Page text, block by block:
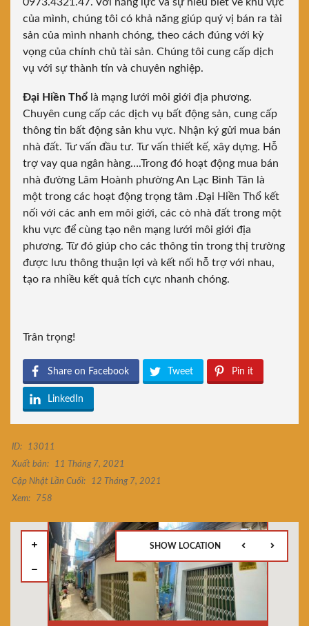
của mình, chúng tôi có khả năng giúp quý vị bán ra tài
sản của mình nhanh chóng, theo cách đúng với kỳ
vọng của chính chủ tài sản. Chúng tôi cung cấp dịch
vụ với sự thành tín và chuyên nghiệp.
Đại Hiền Thổ là mạng lưới môi giới địa phương.
Chuyên cung cấp các dịch vụ bất động sản, cung cấp
thông tin bất động sản khu vực. Nhận ký gửi mua bán
nhà đất. Tư vấn đầu tư. Tư vấn thiết kế, xây dựng. Hỗ
trợ vay qua ngân hàng….Trong đó hoạt động mua bán
nhà đường Lâm Hoành phường An Lạc Bình Tân là
một trong các hoạt động trọng tâm .Đại Hiền Thổ kết
nối với các anh em môi giới, các cò nhà đất trong một
khu vực để cùng tạo nên mạng lưới môi giới địa
phương. Từ đó giúp cho các thông tin trong thị trường
được lưu thông thuận lợi và kết nối hỗ trợ với nhau,
tạo ra nhiều kết quả tích cực nhanh chóng.
Trân trọng!
Share on Facebook Tweet Pin it
LinkedIn
ID:
13011
Xuất bản:
11 Tháng 7, 2021
Cập Nhật Lần Cuối:
12 Tháng 7, 2021
Xem:
758
SHOW LOCATION